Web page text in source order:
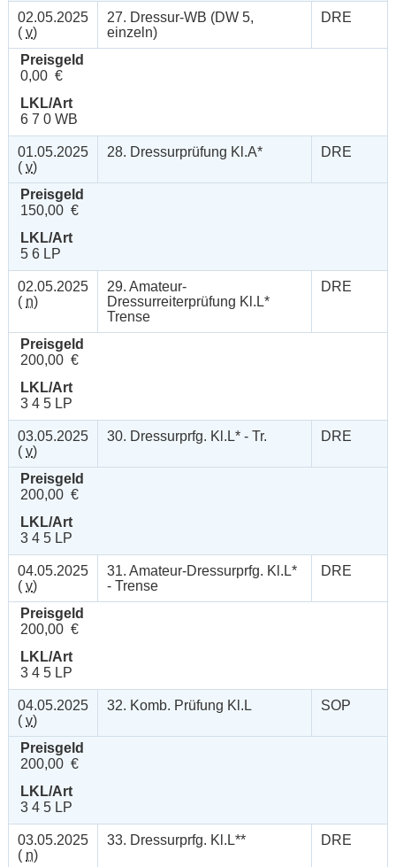
02.05.2025
( v)
27. Dressur-WB (DW 5,
einzeln)
DRE
Preisgeld
0,00 €
LKL/Art
6 7 0 WB
01.05.2025
( v)
28. Dressurprüfung Kl.A* DRE
Preisgeld
150,00 €
LKL/Art
5 6 LP
02.05.2025
( n)
29. Amateur-
Dressurreiterprüfung Kl.L*
Trense
DRE
Preisgeld
200,00 €
LKL/Art
3 4 5 LP
03.05.2025
( v)
30. Dressurprfg. Kl.L* - Tr. DRE
Preisgeld
200,00 €
LKL/Art
3 4 5 LP
04.05.2025
( v)
31. Amateur-Dressurprfg. Kl.L*
- Trense
DRE
Preisgeld
200,00 €
LKL/Art
3 4 5 LP
04.05.2025
( v)
32. Komb. Prüfung Kl.L SOP
Preisgeld
200,00 €
LKL/Art
3 4 5 LP
03.05.2025
( n)
33. Dressurprfg. Kl.L** DRE